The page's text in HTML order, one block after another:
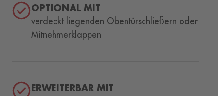
OPTIONAL MIT
verdeckt liegenden Obentürschließern oder
Mitnehmerklappen
ERWEITERBAR MIT